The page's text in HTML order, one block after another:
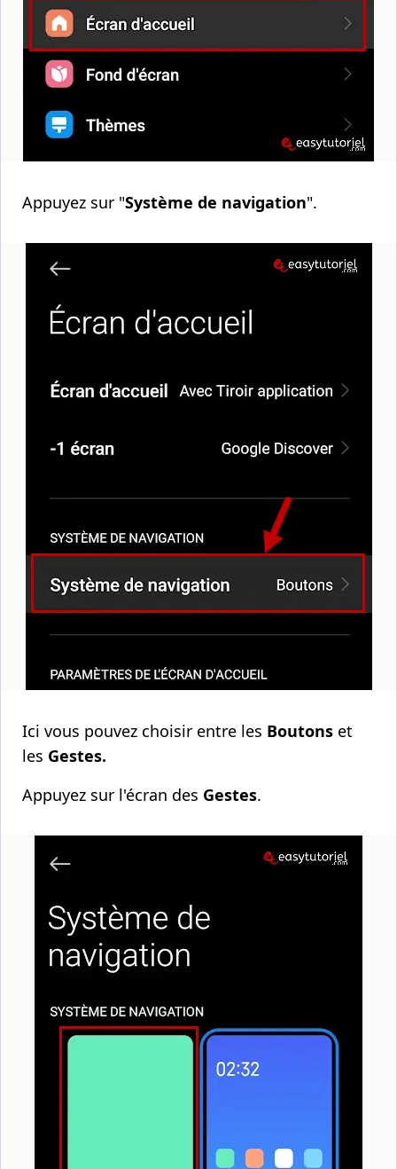
Appuyez sur "Système de navigation".
Ici vous pouvez choisir entre les Boutons et
les Gestes.
Appuyez sur l'écran des Gestes.